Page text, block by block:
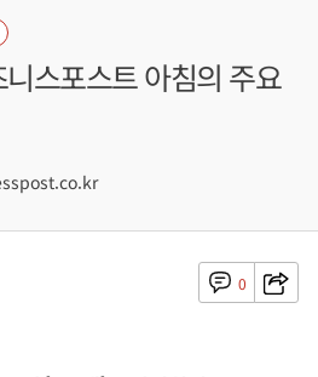
스포스트 아침의 주요
0